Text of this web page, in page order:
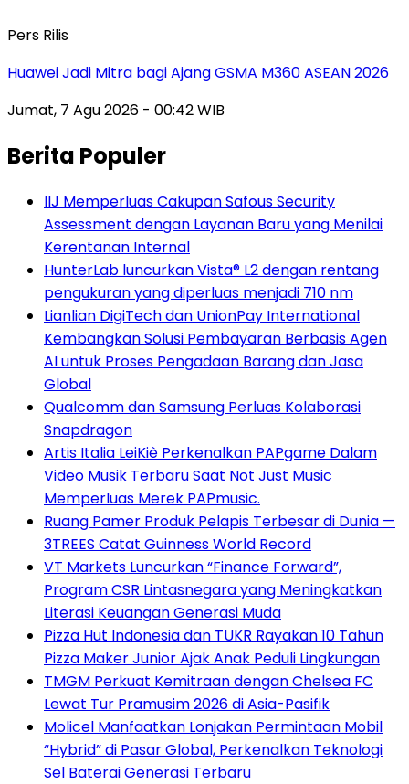
Pers Rilis
Huawei Jadi Mitra bagi Ajang GSMA M360 ASEAN 2026
Jumat, 7 Agu 2026 - 00:42 WIB
Berita Populer
IIJ Memperluas Cakupan Safous Security
Assessment dengan Layanan Baru yang Menilai
Kerentanan Internal
HunterLab luncurkan Vista® L2 dengan rentang
pengukuran yang diperluas menjadi 710 nm
Lianlian DigiTech dan UnionPay International
Kembangkan Solusi Pembayaran Berbasis Agen
AI untuk Proses Pengadaan Barang dan Jasa
Global
Qualcomm dan Samsung Perluas Kolaborasi
Snapdragon
Artis Italia LeiKiè Perkenalkan PAPgame Dalam
Video Musik Terbaru Saat Not Just Music
Memperluas Merek PAPmusic.
Ruang Pamer Produk Pelapis Terbesar di Dunia —
3TREES Catat Guinness World Record
VT Markets Luncurkan “Finance Forward”,
Program CSR Lintasnegara yang Meningkatkan
Literasi Keuangan Generasi Muda
Pizza Hut Indonesia dan TUKR Rayakan 10 Tahun
Pizza Maker Junior Ajak Anak Peduli Lingkungan
TMGM Perkuat Kemitraan dengan Chelsea FC
Lewat Tur Pramusim 2026 di Asia-Pasifik
Molicel Manfaatkan Lonjakan Permintaan Mobil
“Hybrid” di Pasar Global, Perkenalkan Teknologi
Sel Baterai Generasi Terbaru